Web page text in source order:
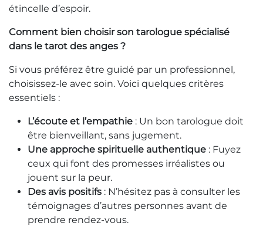
étincelle d’espoir.
Comment bien choisir son tarologue spécialisé
dans le tarot des anges ?
Si vous préférez être guidé par un professionnel,
choisissez-le avec soin. Voici quelques critères
essentiels :
L’écoute et l’empathie : Un bon tarologue doit
être bienveillant, sans jugement.
Une approche spirituelle authentique : Fuyez
ceux qui font des promesses irréalistes ou
jouent sur la peur.
Des avis positifs : N’hésitez pas à consulter les
témoignages d’autres personnes avant de
prendre rendez-vous.